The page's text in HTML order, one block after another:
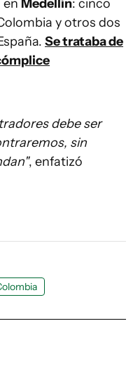
en Medellín: cinco
y otros dos
Se trataba de
debe ser
sin
, enfatizó